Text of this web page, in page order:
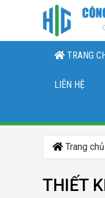
TRANG
LIÊN HỆ
Trang chủ
THIẾT